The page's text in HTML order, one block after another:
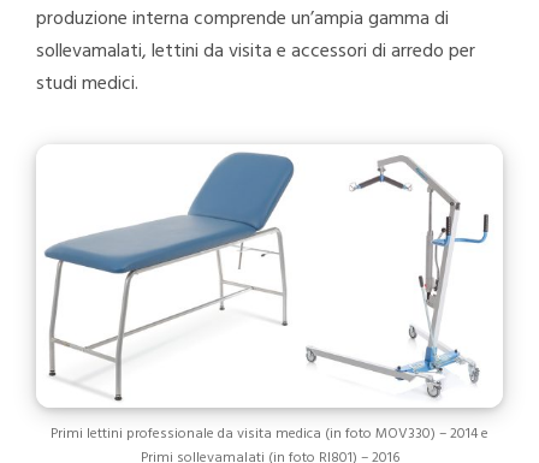
produzione interna comprende un’ampia gamma di
sollevamalati, lettini da visita e accessori di arredo per
studi medici.
Primi lettini professionale da visita medica (in foto MOV330) – 2014 e
Primi sollevamalati (in foto RI801) – 2016